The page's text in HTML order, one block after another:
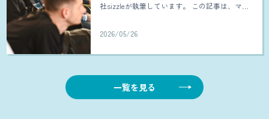
社sizzleが執筆しています。 この記事は、マネ
ような悩みを抱えている営業マネージャー、チ
2026/05/26
一覧を見る